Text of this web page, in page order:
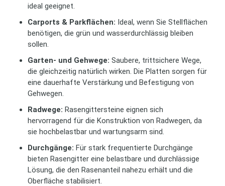
ideal geeignet.
Carports & Parkflächen: Ideal, wenn Sie Stellflächen
benötigen, die grün und wasserdurchlässig bleiben
sollen.
Garten- und Gehwege: Saubere, trittsichere Wege,
die gleichzeitig natürlich wirken. Die Platten sorgen für
eine dauerhafte Verstärkung und Befestigung von
Gehwegen.
Radwege: Rasengittersteine eignen sich
hervorragend für die Konstruktion von Radwegen, da
sie hochbelastbar und wartungsarm sind.
Durchgänge: Für stark frequentierte Durchgänge
bieten Rasengitter eine belastbare und durchlässige
Lösung, die den Rasenanteil nahezu erhält und die
Oberfläche stabilisiert.